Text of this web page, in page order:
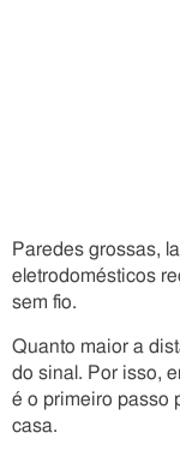
Paredes grossas,
eletrodomésticos
sem fio.
Quanto maior a
do sinal. Por isso,
é o primeiro passo
casa.